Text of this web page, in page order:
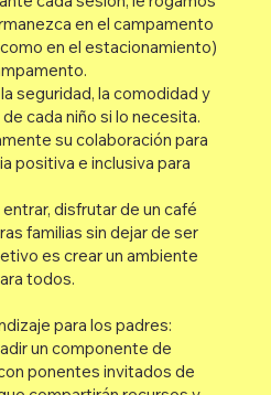
en el campamento
en el estacionamiento)
seguridad, la comodidad y
cada niño si lo necesita.
su colaboración para
positiva e inclusiva para
disfrutar de un café
familias sin dejar de ser
es crear un ambiente
todos.
para los padres:
un componente de
ponentes invitados de